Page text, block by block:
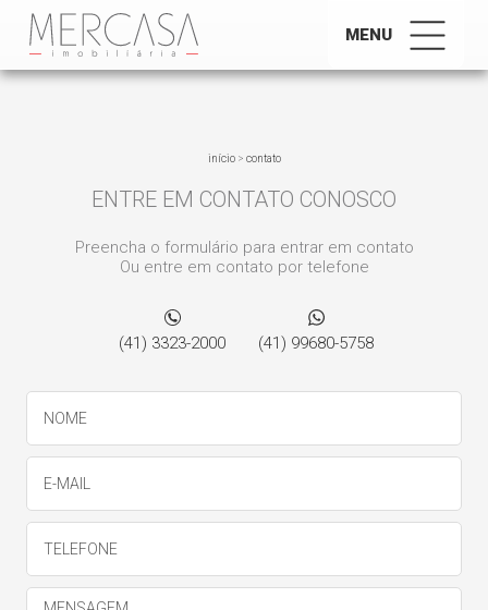
MENU
início> contato
ENTRE EM CONTATO CONOSCO
Preencha o formulário para entrar em contato
Ou entre em contato por telefone
(41) 3323-2000 (41) 99680-5758